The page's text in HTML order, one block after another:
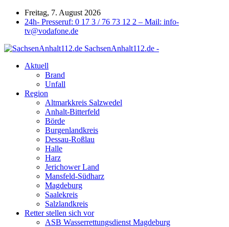
Freitag, 7. August 2026
24h- Presseruf: 0 17 3 / 76 73 12 2 – Mail: info-
tv@vodafone.de
SachsenAnhalt112.de -
Aktuell
Brand
Unfall
Region
Altmarkkreis Salzwedel
Anhalt-Bitterfeld
Börde
Burgenlandkreis
Dessau-Roßlau
Halle
Harz
Jerichower Land
Mansfeld-Südharz
Magdeburg
Saalekreis
Salzlandkreis
Retter stellen sich vor
ASB Wasserrettungsdienst Magdeburg